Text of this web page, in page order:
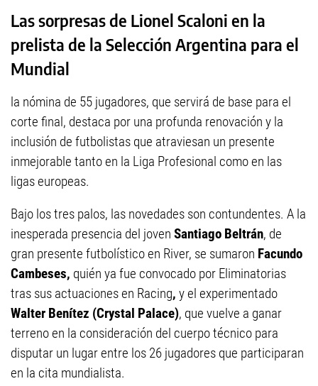
Las sorpresas de Lionel Scaloni en la
prelista de la Selección Argentina para el
Mundial
la nómina de 55 jugadores, que servirá de base para el
corte final, destaca por una profunda renovación y la
inclusión de futbolistas que atraviesan un presente
inmejorable tanto en la Liga Profesional como en las
ligas europeas.
Bajo los tres palos, las novedades son contundentes. A la
inesperada presencia del joven Santiago Beltrán, de
gran presente futbolístico en River, se sumaron Facundo
Cambeses, quién ya fue convocado por Eliminatorias
tras sus actuaciones en Racing, y el experimentado
Walter Benítez (Crystal Palace), que vuelve a ganar
terreno en la consideración del cuerpo técnico para
disputar un lugar entre los 26 jugadores que participaran
en la cita mundialista.